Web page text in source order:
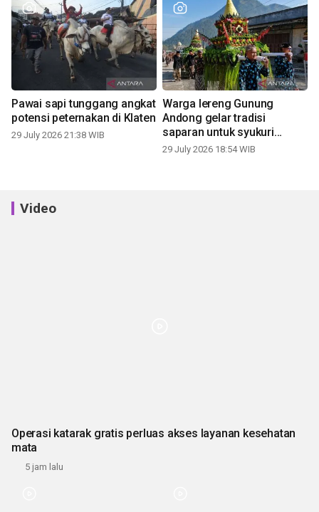
Pawai sapi tunggang angkat
potensi peternakan di Klaten
29 July 2026 21:38 WIB
Warga lereng Gunung
Andong gelar tradisi
saparan untuk syukuri
panen
29 July 2026 18:54 WIB
Video
Operasi katarak gratis perluas akses layanan kesehatan
mata
5 jam lalu